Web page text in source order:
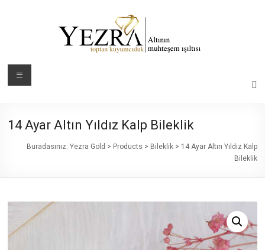
Yezra
Muhteşem
Işıltısı
Menü
14 Ayar Altın Yıldız Kalp Bileklik
Buradasınız: Yezra Gold > Products > Bileklik> 14 Ayar Altın Yıldız Kalp
Bileklik